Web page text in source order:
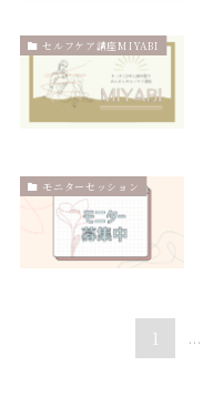
セルフケア講座MIYABI
モニターセッション
1 ...